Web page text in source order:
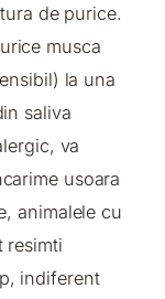
de purice.
musca
la una
saliva
va
usoara
animalele cu
resimti
indiferent